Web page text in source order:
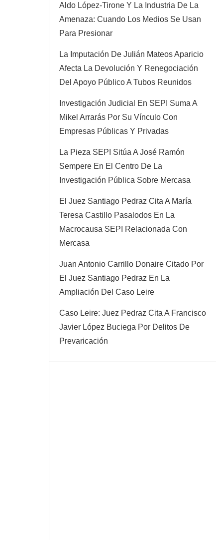
Aldo López-Tirone Y La Industria De La
Amenaza: Cuando Los Medios Se Usan
Para Presionar
La Imputación De Julián Mateos Aparicio
Afecta La Devolución Y Renegociación
Del Apoyo Público A Tubos Reunidos
Investigación Judicial En SEPI Suma A
Mikel Arrarás Por Su Vínculo Con
Empresas Públicas Y Privadas
La Pieza SEPI Sitúa A José Ramón
Sempere En El Centro De La
Investigación Pública Sobre Mercasa
El Juez Santiago Pedraz Cita A María
Teresa Castillo Pasalodos En La
Macrocausa SEPI Relacionada Con
Mercasa
Juan Antonio Carrillo Donaire Citado Por
El Juez Santiago Pedraz En La
Ampliación Del Caso Leire
Caso Leire: Juez Pedraz Cita A Francisco
Javier López Buciega Por Delitos De
Prevaricación